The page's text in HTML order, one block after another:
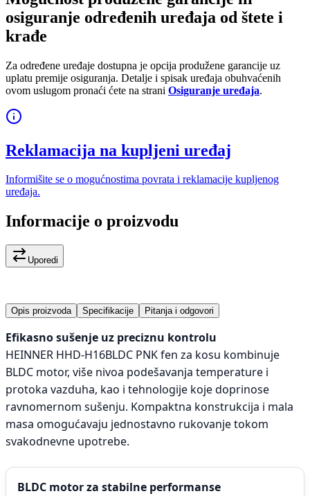
osiguranje određenih uređaja od štete i
krađe
Za određene uređaje dostupna je opcija produžene garancije uz
uplatu premije osiguranja. Detalje i spisak uređaja obuhvaćenih
ovom uslugom pronaći ćete na strani Osiguranje uređaja.
Reklamacija na kupljeni uređaj
Informišite se o mogućnostima povrata i reklamacije kupljenog
uređaja.
Informacije o proizvodu
Uporedi
Opis proizvoda Specifikacije Pitanja i odgovori
Efikasno sušenje uz preciznu kontrolu
HEINNER HHD-H16BLDC PNK fen za kosu kombinuje
BLDC motor, više nivoa podešavanja temperature i
protoka vazduha, kao i tehnologije koje doprinose
ravnomernom sušenju. Kompaktna konstrukcija i mala
masa omogućavaju jednostavno rukovanje tokom
svakodnevne upotrebe.
BLDC motor za stabilne performanse